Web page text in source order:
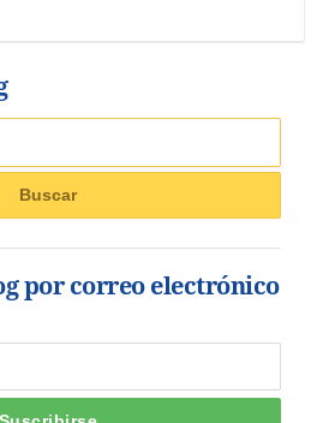
por correo electrónico